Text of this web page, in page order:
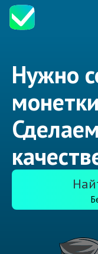
Нужно